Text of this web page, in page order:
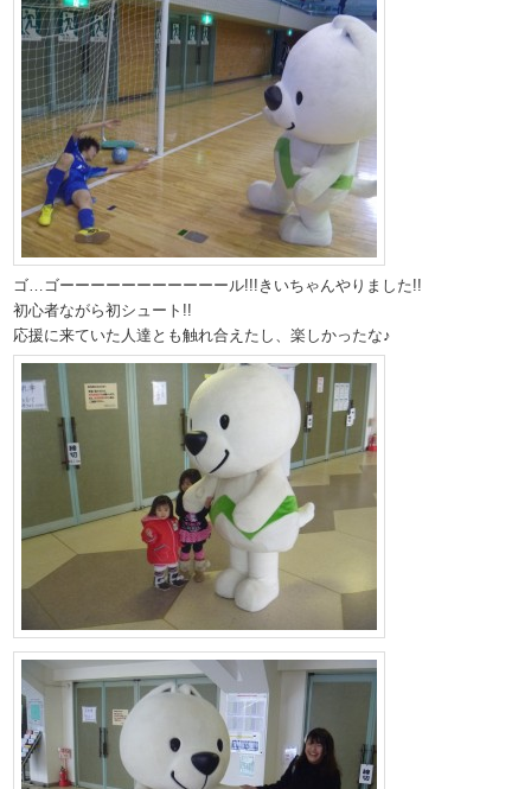
ゴ…ゴーーーーーーーーーーール!!!きいちゃんやりました!!
初心者ながら初シュート!!
応援に来ていた人達とも触れ合えたし、楽しかったな♪